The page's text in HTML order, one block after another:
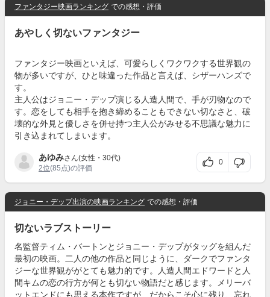
ファンタジー映画ランキング での感想・評価
あやしく切ないファンタジー
ファンタジー映画といえば、可愛らしくワクワクする世界観の
物が多いですが、ひと味違った作品と言えば、シザーハンズで
す。
主人公はジョニー・デップ演じる人造人間で、手が刃物なので
す。恋をしても相手を抱き締めることもできない切なさと、破
壊的な外見と優しさを併せ持つ主人公がみせる不思議な魅力に
引き込まれてしまいます。
あゆみさん(女性・30代)
2位(85点)の評価
0
ジョニー・デップ出演の映画ランキング での感想・評価
切ないラブストーリー
名監督ティム・バートンとジョニー・デップがタッグを組んだ
最初の映画。二人の他の作品と同じように、ダークでファンタ
ジーな世界観ががとても魅力的です。人造人間エドワードと人
間キムの恋の行方が何とも切ない物語だと感じます。メリーバ
ットエンドにも思える本作ですが、だからこそ心に残り、忘れ